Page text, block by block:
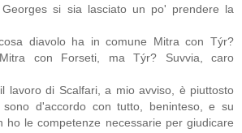
si sia lasciato un po' prendere la
diavolo ha in comune Mitra con Týr?
con Forseti, ma Týr? Suvvia, caro
lavoro di Scalfari, a mio avviso, è piuttosto
sono d'accordo con tutto, beninteso, e su
ho le competenze necessarie per giudicare